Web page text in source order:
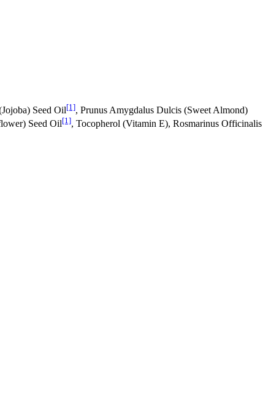
Seed Oil[1], Prunus Amygdalus Dulcis (Sweet Almond)
Seed Oil[1], Tocopherol (Vitamin E), Rosmarinus Officinalis